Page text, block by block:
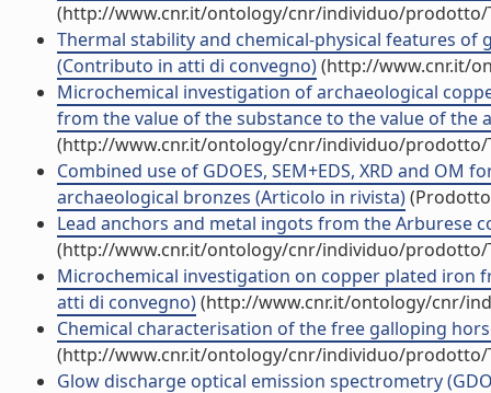
(http://www.cnr.it/ontology/cnr/individuo/prodotto/
Thermal stability and chemical-physical features
(Contributo in atti di convegno)(http://www.cnr.it/
Microchemical investigation of archaeological
from the value of the substance to the value of the
(http://www.cnr.it/ontology/cnr/individuo/prodotto/
Combined use of GDOES, SEM+EDS, XRD and
archaeological bronzes (Articolo in rivista)
Lead anchors and metal ingots from the Arburese
(http://www.cnr.it/ontology/cnr/individuo/prodotto/
Microchemical investigation on copper plated iron
atti di convegno)(http://www.cnr.it/ontology/cnr/
Chemical characterisation of the free galloping
(http://www.cnr.it/ontology/cnr/individuo/prodotto/
Glow discharge optical emission spectrometry